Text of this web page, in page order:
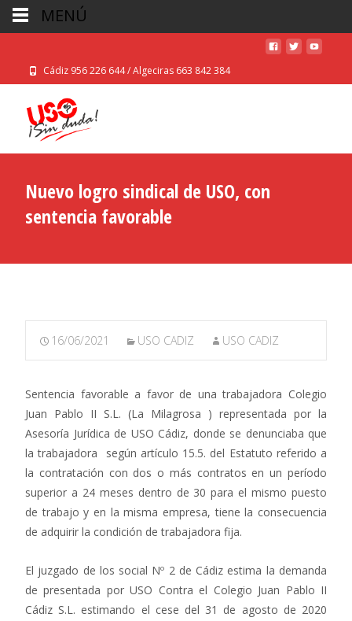
Cádiz 956 226 644 / Algeciras 663 842 384
Nuevo logro sindical de USO, con
sentencia favorable
16/06/2021 USO CADIZ USO CADIZ
Sentencia favorable a favor de una trabajadora Colegio
Juan Pablo II S.L. (La Milagrosa ) representada por la
Asesoría Jurídica de USO Cádiz, donde se denunciaba que
la trabajadora según artículo 15.5. del Estatuto referido a
la contratación con dos o más contratos en un período
superior a 24 meses dentro de 30 para el mismo puesto
de trabajo y en la misma empresa, tiene la consecuencia
de adquirir la condición de trabajadora fija.
El juzgado de los social Nº 2 de Cádiz estima la demanda
de presentada por USO Contra el Colegio Juan Pablo II
Cádiz S.L. estimando el cese del 31 de agosto de 2020
MENÚ